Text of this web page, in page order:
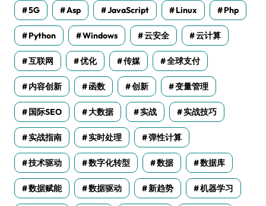
5G Asp JavaScript Linux Php
Python Windows 云安全 云计算
互联网 优化 传媒 全球支付
内容创新 函数 创新 变量管理
国际SEO 大数据 实战 实战技巧
实战指南 实时处理 弹性计算
技术驱动 数字化转型 数据 数据库
数据赋能 数据驱动 新趋势 机器学习